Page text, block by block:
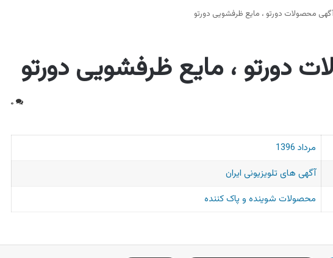
محصولات دورتو ، مایع ظرفشویی دورتو
دورتو ، مایع ظرفشویی دورتو
۰
مرداد 1396
آگهی های تلویزیونی ایران
محصولات شوینده و پاک کننده